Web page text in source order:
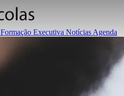
Formação Executiva Notícias Agenda